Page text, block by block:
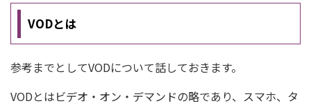
VODとは
参考までとしてVODについて話しておきます。
VODとはビデオ・オン・デマンドの略であり、スマホ、タ